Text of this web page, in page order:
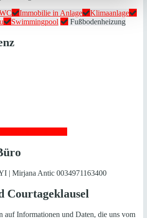
Immobilie in Anlage
Klimaanlage
Swimmingpool Fußbodenheizung
| Mirjana Antic 0034971163400
Courtageklausel
auf Informationen und Daten, die uns vom